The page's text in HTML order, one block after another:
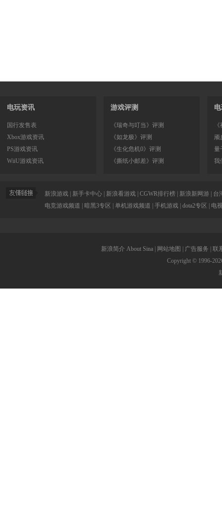
电玩资讯
国行发售表
Xbox游戏资讯
PS游戏资讯
WiiU游戏资讯
游戏评测
《瑞奇与叮当》评测
《如龙极》评测
《生化危机0》评测
《撕纸小邮差》评测
顽
量
我
新浪游戏 新手卡中心 新浪看游戏 CGWR排行榜 新浪新网游
台
电竞游戏频道
暗黑3专区 单机游戏频道 手机游戏 dota2专区 电
新浪简介 About Sina 网站地图 广告服务
联
Copyright © 1996-